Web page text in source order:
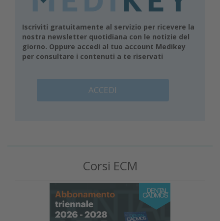
Iscriviti gratuitamente al servizio per ricevere la
nostra newsletter quotidiana con le notizie del
giorno. Oppure accedi al tuo account Medikey
per consultare i contenuti a te riservati
ACCEDI
Corsi ECM